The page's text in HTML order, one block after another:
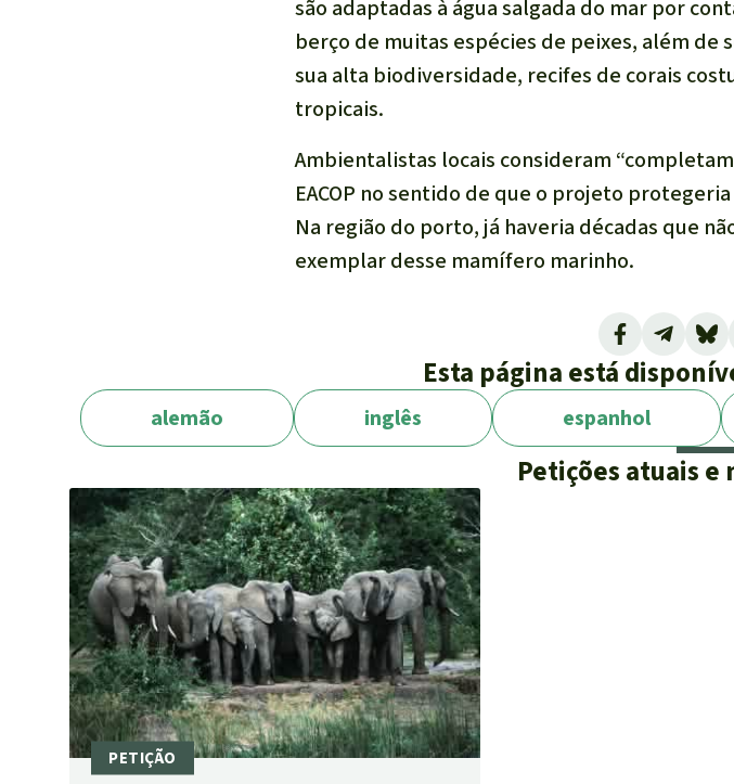
são adaptadas à água salgada do mar por
berço de muitas espécies de peixes, além de
sua alta biodiversidade, recifes de corais
tropicais.
Ambientalistas locais consideram
EACOP no sentido de que o projeto protegeria
Na região do porto, já haveria décadas que
exemplar desse mamífero marinho.
o tamanho
hectares, o de outras instalações seria de 40
(página 18).
Esta página está
alemão inglês espanhol
Petições atuais